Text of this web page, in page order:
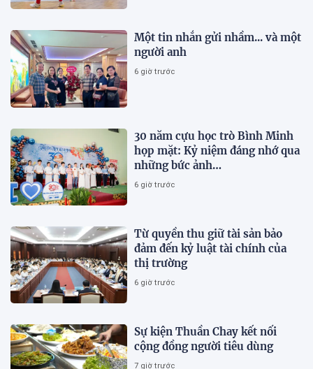
Một tin nhắn gửi nhầm... và một
người anh
6 giờ trước
30 năm cựu học trò Bình Minh
họp mặt: Kỷ niệm đáng nhớ qua
những bức ảnh…
6 giờ trước
Từ quyền thu giữ tài sản bảo
đảm đến kỷ luật tài chính của
thị trường
6 giờ trước
Sự kiện Thuần Chay kết nối
cộng đồng người tiêu dùng
7 giờ trước